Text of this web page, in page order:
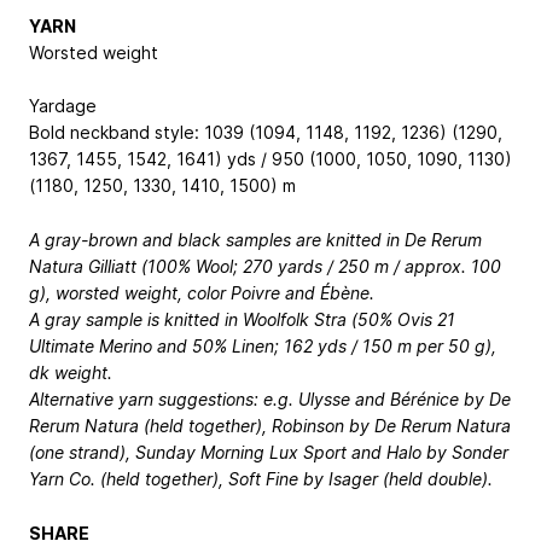
YARN
Worsted weight
Yardage
Bold neckband style: 1039 (1094, 1148, 1192, 1236) (1290,
1367, 1455, 1542, 1641) yds / 950 (1000, 1050, 1090, 1130)
(1180, 1250, 1330, 1410, 1500) m
A gray-brown and black samples are knitted in De Rerum
Natura Gilliatt (100% Wool; 270 yards / 250 m / approx. 100
g), worsted weight, color Poivre and Ébène.
A gray sample is knitted in Woolfolk Stra (50% Ovis 21
Ultimate Merino and 50% Linen; 162 yds / 150 m per 50 g),
dk weight.
Alternative yarn suggestions: e.g. Ulysse and Bérénice by De
Rerum Natura (held together), Robinson by De Rerum Natura
(one strand), Sunday Morning Lux Sport and Halo by Sonder
Yarn Co. (held together), Soft Fine by Isager (held double).
SHARE